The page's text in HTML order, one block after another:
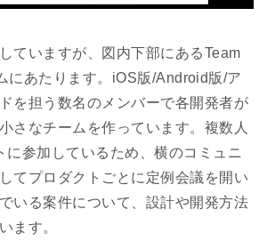
ていますが、図内下部にあるTeam
にあたります。iOS版/Android版/ア
を担う数名のメンバーで各開発者が
さなチームを作っています。複数人
に参加しているため、横のコミュニ
てプロダクトごとに定例会議を開い
いる案件について、設計や開発方法
ます。